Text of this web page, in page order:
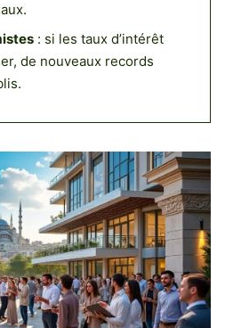
: si les taux d’intérêt
de nouveaux records